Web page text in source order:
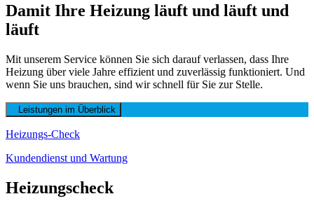
Damit Ihre Heizung läuft und läuft und
läuft
Mit unserem Service können Sie sich darauf verlassen, dass Ihre
Heizung über viele Jahre effizient und zuverlässig funktioniert. Und
wenn Sie uns brauchen, sind wir schnell für Sie zur Stelle.
Leistungen im Überblick
Heizungs-Check
Kundendienst und Wartung
Heizungscheck